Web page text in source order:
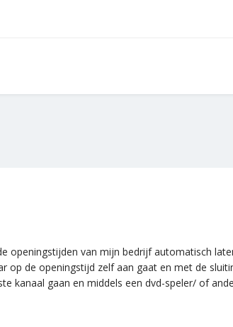
openingstijden van mijn bedrijf automatisch
op de openingstijd zelf aan gaat en met de
kanaal gaan en middels een dvd-speler/ of